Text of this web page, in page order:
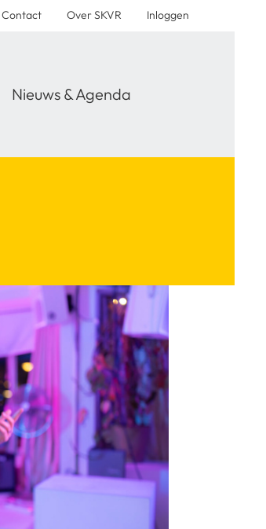
Nieuws & Agenda
Contact Over SKVR Inloggen